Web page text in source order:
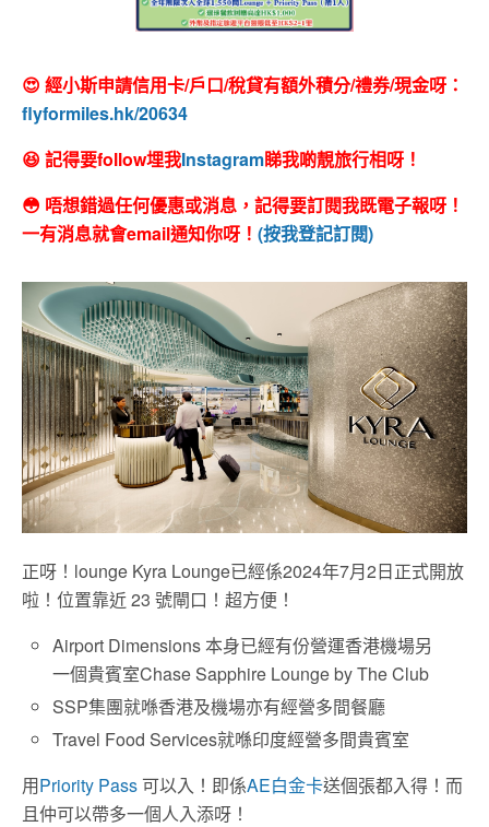
😍 經小斯申請信用卡/戶口/稅貸有額外積分/禮券/現金呀：
flyformiles.hk/20634
😆 記得要follow埋我Instagram睇我啲靚旅行相呀！
😳 唔想錯過任何優惠或消息，記得要訂閱我既電子報呀！
一有消息就會email通知你呀！ (按我登記訂閱)
正呀！lounge Kyra Lounge已經係2024年7月2日正式開放
啦！位置靠近 23 號閘口！超方便！
Airport Dimensions 本身已經有份營運香港機場另
一個貴賓室Chase Sapphire Lounge by The Club
SSP集團就喺香港及機場亦有經營多間餐廳
Travel Food Services就喺印度經營多間貴賓室
用Priority Pass 可以入！即係AE白金卡送個張都入得！而
且仲可以帶多一個人入添呀！